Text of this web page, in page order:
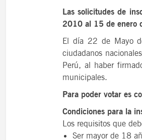
Las solicitudes de
2010 al 15 de enero
El día 22 de Mayo
ciudadanos
Perú, al haber
municipales.
Para poder votar es
Condiciones para la
Los requisitos que
Ser mayor de 18